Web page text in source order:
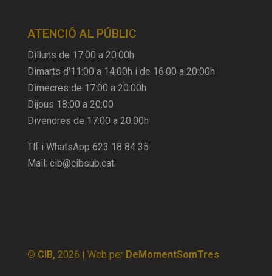
ATENCIÓ AL PÚBLIC
Dilluns de 17:00 a 20:00h
Dimarts d'11:00 a 14:00h i de 16:00 a 20:00h
Dimecres de 17:00 a 20:00h
Dijous 18:00 a 20:00
Divendres de 17:00 a 20:00h
Tlf i WhatsApp 623 18 84 35
Mail: cib@cibsub.cat
© CIB, 2026 | Web per DeMomentSomTres